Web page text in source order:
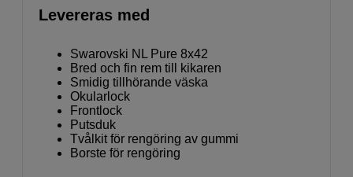
Levereras med
Swarovski NL Pure 8x42
Bred och fin rem till kikaren
Smidig tillhörande väska
Okularlock
Frontlock
Putsduk
Tvålkit för rengöring av gummi
Borste för rengöring